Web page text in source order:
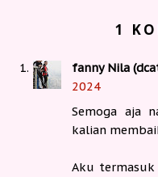
1
fanny Nila
2024
Semoga aja
kalian
Aku